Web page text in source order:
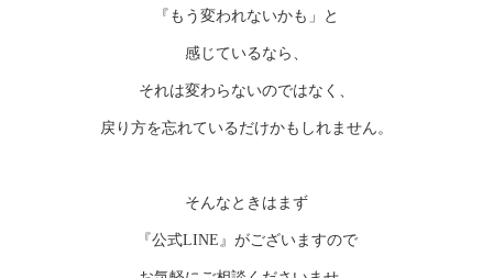
『もう変われないかも」と
感じているなら、
それは変わらないのではなく、
戻り方を忘れているだけかもしれません。
そんなときはまず
『公式LINE』がございますので